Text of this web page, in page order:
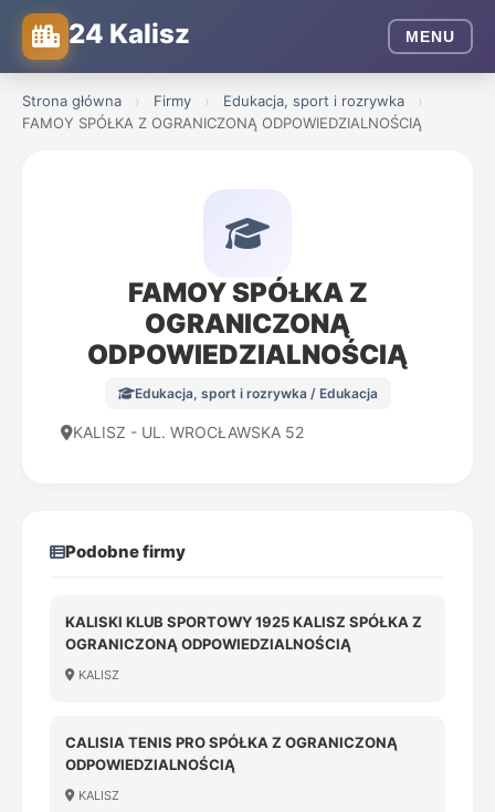
24 Kalisz MENU
Strona główna › Firmy › Edukacja, sport i rozrywka
›
FAMOY SPÓŁKA Z OGRANICZONĄ ODPOWIEDZIALNOŚCIĄ
FAMOY SPÓŁKA Z
OGRANICZONĄ
ODPOWIEDZIALNOŚCIĄ
Edukacja, sport i rozrywka / Edukacja
KALISZ - UL. WROCŁAWSKA 52
Podobne firmy
KALISKI KLUB SPORTOWY 1925 KALISZ SPÓŁKA Z
OGRANICZONĄ ODPOWIEDZIALNOŚCIĄ
KALISZ
CALISIA TENIS PRO SPÓŁKA Z OGRANICZONĄ
ODPOWIEDZIALNOŚCIĄ
KALISZ